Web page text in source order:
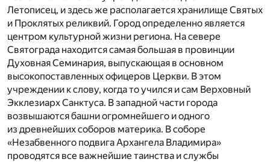
Летописец, и здесь же располагается хранилище Святых
и Проклятых реликвий. Город определенно является
центром культурной жизни региона. На севере
Святограда находится самая большая в провинции
Духовная Семинария, выпускающая в основном
высокопоставленных офицеров Церкви. В этом
учреждении к слову, когда то учился и сам Верховный
Экклезиарх Санктуса. В западной части города
возвышаются башни огромнейшего и одного
из древнейших соборов материка. В соборе
«Незабвенного подвига Архангела Владимира»
проводятся все важнейшие таинства и службы